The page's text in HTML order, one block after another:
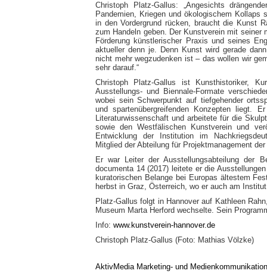
Christoph Platz-Gallus: „Angesichts
Pandemien, Kriegen und ökologischem
in den Vordergrund rücken, braucht die Kunst
zum Handeln geben. Der Kunstverein mit seiner
Förderung künstlerischer Praxis und seines
aktueller denn je. Denn Kunst wird gerade
nicht mehr wegzudenken ist – das wollen wir
sehr darauf.“
Christoph Platz-Gallus ist Kunsthistoriker,
Ausstellungs- und Biennale-Formate
wobei sein Schwerpunkt auf tiefgehender
und spartenübergreifenden Konzepten liegt.
Literaturwissenschaft und arbeitete für die
sowie den Westfälischen Kunstverein und
Entwicklung der Institution im
Mitglied der Abteilung für Projektmanagement
Er war Leiter der Ausstellungsabteilung der
documenta 14 (2017) leitete er die
kuratorischen Belange bei Europas ältestem
herbst in Graz, Österreich, wo er auch am
Platz-Gallus folgt in Hannover auf Kathleen
Museum Marta Herford wechselte. Sein
Info: www.kunstverein-hannover.de
Christoph Platz-Gallus (Foto: Mathias Völzke)
AktivMedia Marketing- und